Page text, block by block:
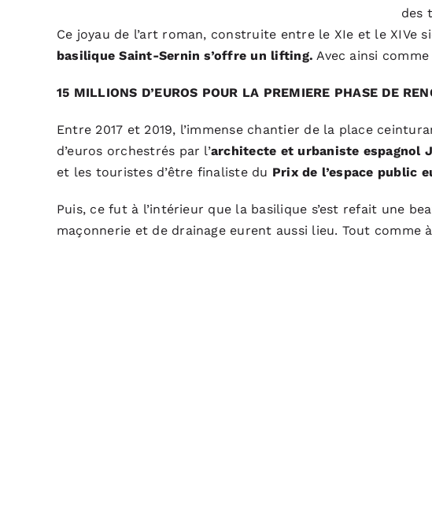
des
Ce joyau de l’art roman, construite entre le XIe et le XIVe
basilique Saint-Sernin s’offre un lifting. Avec ainsi
15 MILLIONS D’EUROS POUR LA PREMIERE PHASE DE
Entre 2017 et 2019, l’immense chantier de la place
d’euros orchestrés par l’architecte et urbaniste espagnol
et les touristes d’être finaliste du Prix de l’espace public
Puis, ce fut à l’intérieur que la basilique s’est refait une
maçonnerie et de drainage eurent aussi lieu. Tout comme